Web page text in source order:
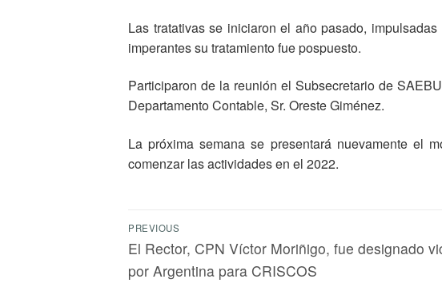
Las tratativas se iniciaron el año pasado,
imperantes su tratamiento fue pospuesto.
Participaron de la reunión el Subsecretario de
Departamento Contable, Sr. Oreste Giménez.
La próxima semana se presentará nuevamente el
comenzar las actividades en el 2022.
PREVIOUS
El Rector, CPN Víctor Moriñigo, fue designado
por Argentina para CRISCOS